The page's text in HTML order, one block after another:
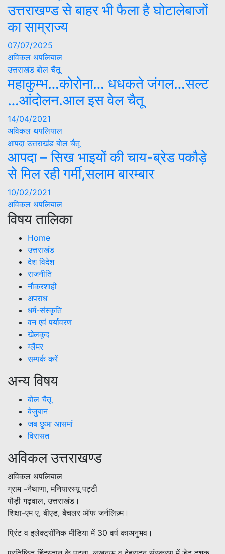
उत्तराखण्ड से बाहर भी फैला है घोटालेबाजों
का साम्राज्य
07/07/2025
अविकल थपलियाल
उत्तराखंड बोल चैतू
महाकुम्भ…कोरोना… धधकते जंगल…सल्ट
…आंदोलन.आल इस वेल चैतू
14/04/2021
अविकल थपलियाल
आपदा उत्तराखंड बोल चैतू
आपदा – सिख भाइयों की चाय-ब्रेड पकौड़े
से मिल रही गर्मी,सलाम बारम्बार
10/02/2021
अविकल थपलियाल
विषय तालिका
Home
उत्तराखंड
देश विदेश
राजनीति
नौकरशाही
अपराध
धर्म-संस्कृति
वन एवं पर्यावरण
खेलकूद
ग्लैमर
सम्पर्क करें
अन्य विषय
बोल चैतू
बेजुबान
जब छुआ आसमां
विरासत
अविकल उत्तराखण्ड
अविकल थपलियाल
ग्राम -नैथाणा, मनियारस्यू पट्टी
पौड़ी गढ़वाल, उत्तराखंड।
शिक्षा-एम ए, बीएड, बैचलर ऑफ जर्नलिज़्म।
प्रिंट व इलेक्ट्रॉनिक मीडिया में 30 वर्ष काअनुभव।